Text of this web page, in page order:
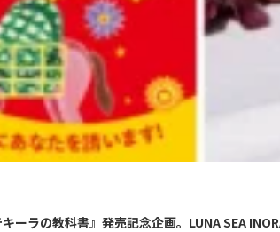
ーラの教科書』発売記念企画。LUNA SEA